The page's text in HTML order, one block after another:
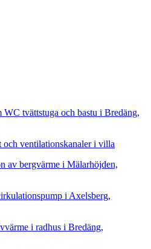
tvättstuga och bastu i Bredäng,
ventilationskanaler i villa
av bergvärme i Mälarhöjden,
i Axelsberg,
i radhus i Bredäng,